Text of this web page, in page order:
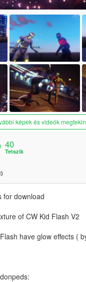
képek és videók
40
Tetszik
for download
of CW Kid Flash V2
have glow effects (